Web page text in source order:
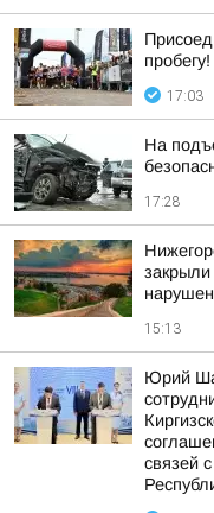
пробегу!
17:03
На
17:28
15:13
Юрий
связей